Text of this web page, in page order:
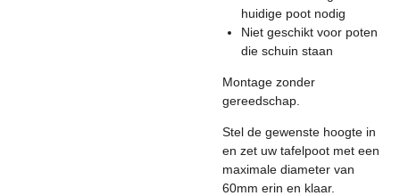
huidige poot nodig
Niet geschikt voor poten
die schuin staan
Montage zonder
gereedschap.
Stel de gewenste hoogte in
en zet uw tafelpoot met een
maximale diameter van
60mm erin en klaar.